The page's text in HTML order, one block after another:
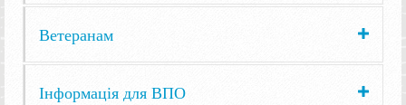
Ветеранам
Інформація для ВПО